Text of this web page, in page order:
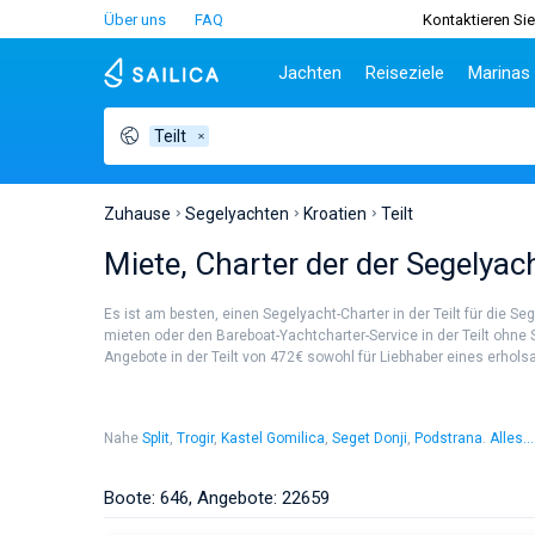
Über uns FAQ Kontaktieren
Jachten
Griechenland
Türkei
Frankreich
Seychellen
Bahamas
Reiseziele
Split
Biograd
Volos
Marinas
Teilt
Zuhause Segelyachten Kroatien Teilt
Miete, Charter der der
Es ist am besten, einen Segelyacht-Charter in der Teilt für die
mieten oder den Bareboat-Yachtcharter-Service in der Teilt
Angebote in der Teilt von 472€ sowohl für Liebhaber eines
Nahe Split, Trogir, Kastel Gomilica, Seget Donji, Podstrana. Alles...
Stobrec
Boote: 646, Angebote: 22659